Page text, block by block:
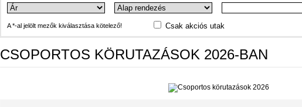
A *-al jelölt mezők kiválasztása kötelező! Csak akciós utak
CSOPORTOS KÖRUTAZÁSOK 2026-BAN